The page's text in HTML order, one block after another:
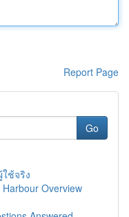
Report Page
Go
ช้จริง
Overview